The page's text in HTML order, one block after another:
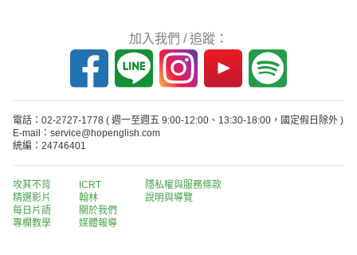
加入我們 / 追蹤：
電話：02-2727-1778 ( 週一至週五 9:00-12:00、13:30-18:00，國定假日除外 )
E-mail：service@hopenglish.com
統編：24746401
攻其不背
精選影片
每日片語
專欄教學
ICRT
翰林
關於我們
媒體報導
隱私權與服務條款
說明與導覽